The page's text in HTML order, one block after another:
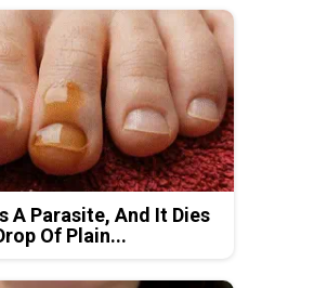
A Parasite, And It Dies
Of Plain...